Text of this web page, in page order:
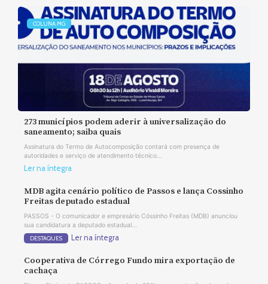
COLUNA MG
273 municípios podem aderir à universalização do
saneamento; saiba quais
Assinatura do Termo de Autocomposição contará com presença de
autoridades e serviço de atendimento técnico...
Ler na íntegra
MDB agita cenário político de Passos e lança Cossinho
Freitas deputado estadual
PASSOS - O comunicador e empresário Cóssinho Freitas (MDB) anunciou
sua candidatura a deputado estadual...
DESTAQUES Ler na íntegra
Cooperativa de Córrego Fundo mira exportação de
cachaça